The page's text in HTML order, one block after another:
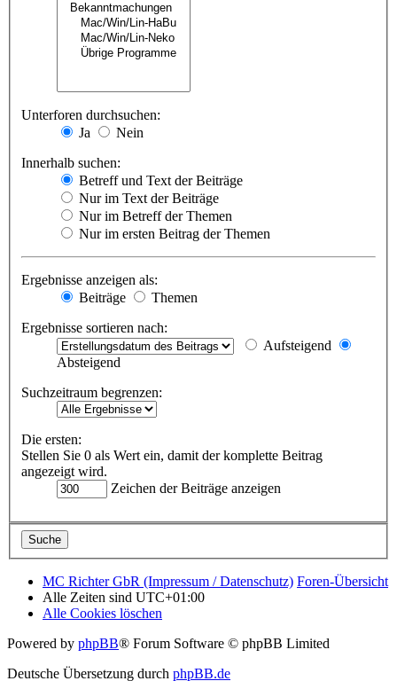
Unterforen durchsuchen:
Ja
Nein
Innerhalb suchen:
Betreff und Text der Beiträge
Nur im Text der Beiträge
Nur im Betreff der Themen
Nur im ersten Beitrag der Themen
Ergebnisse anzeigen als:
Beiträge
Themen
Ergebnisse sortieren nach:
Aufsteigend
Absteigend
Suchzeitraum begrenzen:
Die ersten:
Stellen Sie 0 als Wert ein, damit der komplette Beitrag
angezeigt wird.
Zeichen der Beiträge anzeigen
MC Richter GbR (Impressum / Datenschutz) Foren-Übersicht
Alle Zeiten sind UTC+01:00
Alle Cookies löschen
Powered by phpBB® Forum Software © phpBB Limited
Deutsche Übersetzung durch phpBB.de